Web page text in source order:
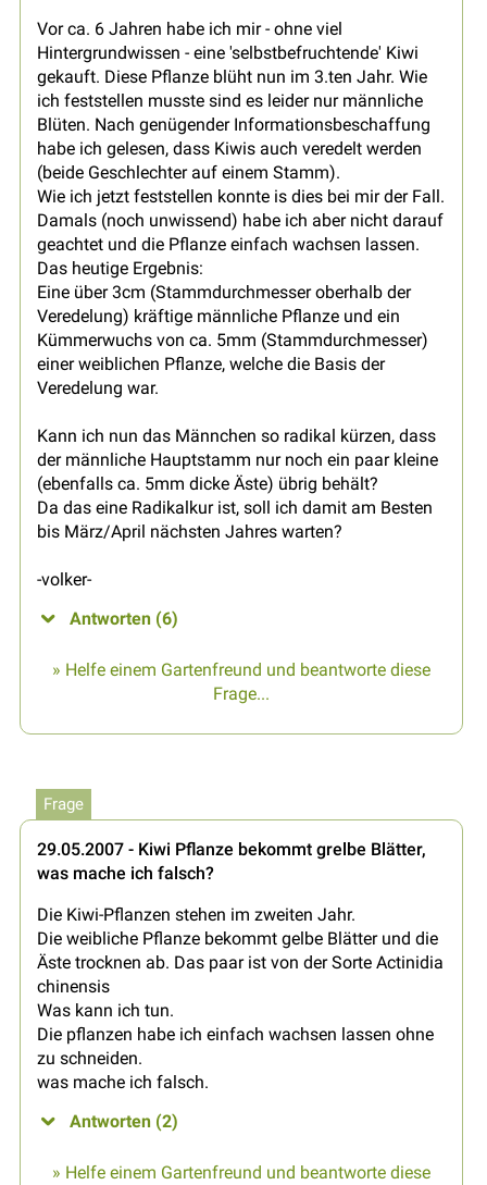
Vor ca. 6 Jahren habe ich mir - ohne viel
Hintergrundwissen - eine 'selbstbefruchtende' Kiwi
gekauft. Diese Pflanze blüht nun im 3.ten Jahr. Wie
ich feststellen musste sind es leider nur männliche
Blüten. Nach genügender Informationsbeschaffung
habe ich gelesen, dass Kiwis auch veredelt werden
(beide Geschlechter auf einem Stamm).
Wie ich jetzt feststellen konnte is dies bei mir der Fall.
Damals (noch unwissend) habe ich aber nicht darauf
geachtet und die Pflanze einfach wachsen lassen.
Das heutige Ergebnis:
Eine über 3cm (Stammdurchmesser oberhalb der
Veredelung) kräftige männliche Pflanze und ein
Kümmerwuchs von ca. 5mm (Stammdurchmesser)
einer weiblichen Pflanze, welche die Basis der
Veredelung war.
Kann ich nun das Männchen so radikal kürzen, dass
der männliche Hauptstamm nur noch ein paar kleine
(ebenfalls ca. 5mm dicke Äste) übrig behält?
Da das eine Radikalkur ist, soll ich damit am Besten
bis März/April nächsten Jahres warten?
-volker-
Antworten (6)
» Helfe einem Gartenfreund und beantworte diese
Frage...
Frage
29.05.2007 - Kiwi Pflanze bekommt grelbe Blätter,
was mache ich falsch?
Die Kiwi-Pflanzen stehen im zweiten Jahr.
Die weibliche Pflanze bekommt gelbe Blätter und die
Äste trocknen ab. Das paar ist von der Sorte Actinidia
chinensis
Was kann ich tun.
Die pflanzen habe ich einfach wachsen lassen ohne
zu schneiden.
was mache ich falsch.
Antworten (2)
» Helfe einem Gartenfreund und beantworte diese